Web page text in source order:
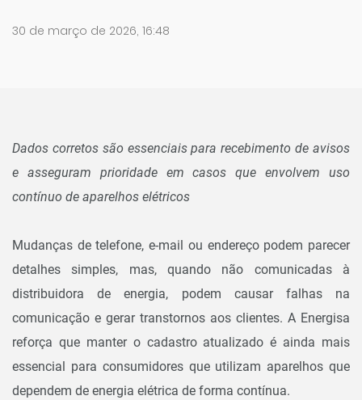
30 de março de 2026, 16:48
Dados corretos são essenciais para recebimento de avisos
e asseguram prioridade em casos que envolvem uso
contínuo de aparelhos elétricos
Mudanças de telefone, e-mail ou endereço podem parecer
detalhes simples, mas, quando não comunicadas à
distribuidora de energia, podem causar falhas na
comunicação e gerar transtornos aos clientes. A Energisa
reforça que manter o cadastro atualizado é ainda mais
essencial para consumidores que utilizam aparelhos que
dependem de energia elétrica de forma contínua.